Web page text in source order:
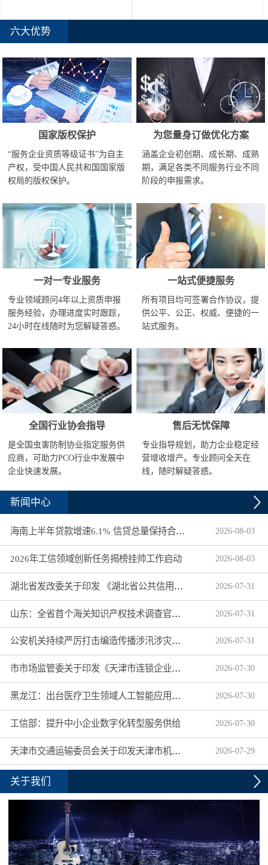
六大优势
国家版权保护
“服务企业资质等级证书”为自主
产权，受中国人民共和国国家版
权局的版权保护。
为您量身订做优化方案
涵盖企业初创期、成长期、成熟
期，满足各类不同服务行业不同
阶段的申报需求。
一对一专业服务
专业领域顾问4年以上资质申报
服务经验，办理进度实时跟踪，
24小时在线随时为您解疑答惑。
一站式便捷服务
所有项目均可签署合作协议，提
供公平、公正、权威、便捷的一
站式服务。
全国行业协会指导
是全国虫害防制协业指定服务供
应商，可助力PCO行业中发展中
企业快速发展。
售后无忧保障
专业指导规划，助力企业稳定经
营增收增产。专业顾问全天在
线，随时解疑答惑。
新闻中心
海南上半年贷款增速6.1% 信贷总量保持合理平稳增长 2026-08-03
2026年工信领域创新任务揭榜挂帅工作启动 2026-08-03
湖北省发改委关于印发 《湖北省公共信用信息目录（2026年版）》的通知 2026-07-31
山东：全省首个海关知识产权技术调查官制度落地济南自贸片区 2026-07-31
公安机关持续严厉打击编造传播涉汛涉灾网络谣言 2026-07-31
市市场监管委关于印发《天津市连锁企业食品经营许可“先证后核”信用承诺审批实施办法》的通知 2026-07-30
黑龙江：出台医疗卫生领域人工智能应用工作实施方案 2026-07-30
工信部：提升中小企业数字化转型服务供给 2026-07-30
天津市交通运输委员会关于印发天津市机动车驾驶员培训机构及教练员综合信用评价管理办法的通知 2026-07-29
关于我们